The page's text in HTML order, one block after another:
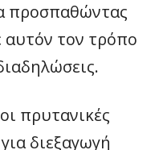
προσπαθώντας
αυτόν τον τρόπο
πρυτανικές
διεξαγωγή